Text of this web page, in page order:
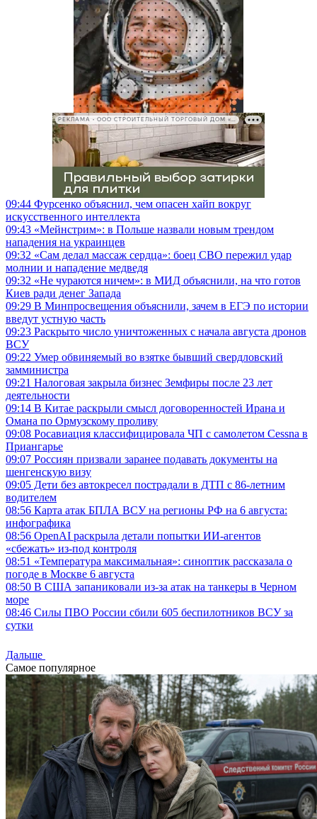
РЕКЛАМА • ООО СТРОИТЕЛЬНЫЙ ТОРГОВЫЙ ДОМ «ПЕТРОВИЧ», ИНН 7802348846
09:44 Фурсенко объяснил, чем опасен хайп вокруг
искусственного интеллекта
09:43 «Мейнстрим»: в Польше назвали новым трендом
нападения на украинцев
09:32 «Сам делал массаж сердца»: боец СВО пережил удар
молнии и нападение медведя
09:32 «Не чураются ничем»: в МИД объяснили, на что готов
Киев ради денег Запада
09:29 В Минпросвещения объяснили, зачем в ЕГЭ по истории
введут устную часть
09:23 Раскрыто число уничтоженных с начала августа дронов
ВСУ
09:22 Умер обвиняемый во взятке бывший свердловский
замминистра
09:21 Налоговая закрыла бизнес Земфиры после 23 лет
деятельности
09:14 В Китае раскрыли смысл договоренностей Ирана и
Омана по Ормузскому проливу
09:08 Росавиация классифицировала ЧП с самолетом Cessna в
Приангарье
09:07 Россиян призвали заранее подавать документы на
шенгенскую визу
09:05 Дети без автокресел пострадали в ДТП с 86-летним
водителем
08:56 Карта атак БПЛА ВСУ на регионы РФ на 6 августа:
инфографика
08:56 OpenAI раскрыла детали попытки ИИ-агентов
«сбежать» из-под контроля
08:51 «Температура максимальная»: синоптик рассказала о
погоде в Москве 6 августа
08:50 В США запаниковали из-за атак на танкеры в Черном
море
08:46 Силы ПВО России сбили 605 беспилотников ВСУ за
сутки
Дальше
Самое популярное